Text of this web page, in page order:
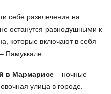
себе развлечения на
останутся равнодушными к
которые включают в себя
Памуккале.
в Мармарисе – ночные
улица в городе.